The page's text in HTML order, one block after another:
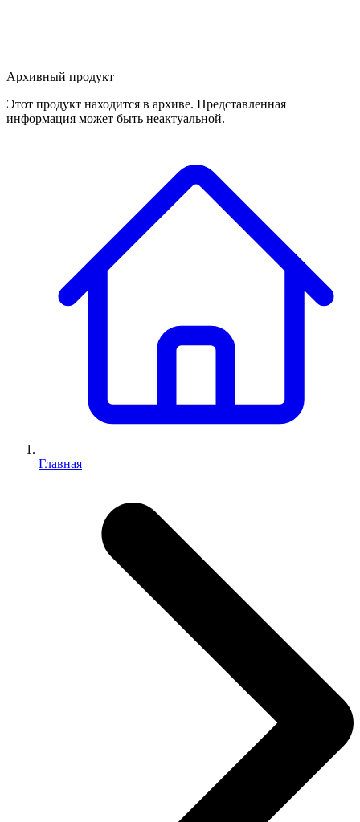
Архивный продукт
Этот продукт находится в архиве. Представленная
информация может быть неактуальной.
Главная